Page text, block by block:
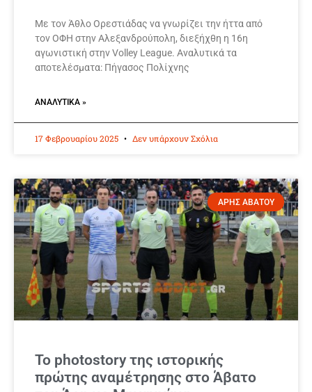
Με τον Άθλο Ορεστιάδας να γνωρίζει την ήττα από
τον ΟΦΗ στην Αλεξανδρούπολη, διεξήχθη η 16η
αγωνιστική στην Volley League. Αναλυτικά τα
αποτελέσματα: Πήγασος Πολίχνης
ΑΝΑΛΥΤΙΚΆ »
17 Φεβρουαρίου 2025 Δεν υπάρχουν Σχόλια
ΑΡΗΣ ΑΒΑΤΟΥ
To photostory της ιστορικής
πρώτης αναμέτρησης στο Άβατο